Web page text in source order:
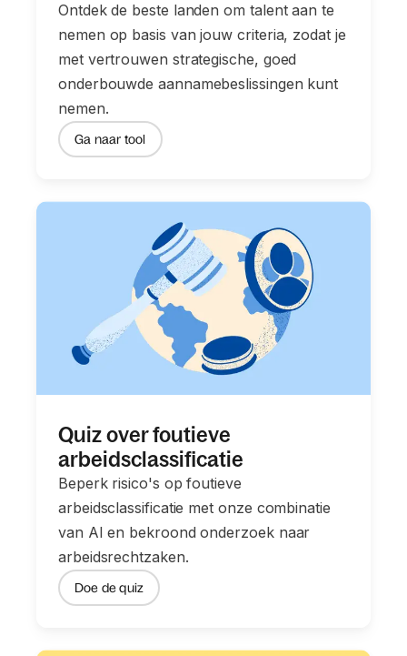
Ontdek de beste landen om talent aan te
nemen op basis van jouw criteria, zodat je
met vertrouwen strategische, goed
onderbouwde aannamebeslissingen kunt
nemen.
Ga naar tool
Quiz over foutieve
arbeidsclassificatie
Beperk risico's op foutieve
arbeidsclassificatie met onze combinatie
van AI en bekroond onderzoek naar
arbeidsrechtzaken.
Doe de quiz